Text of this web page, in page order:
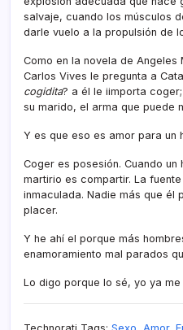
salvaje, cuando los músculos
darle vuelo a la propulsión de
Como en la novela de Angeles
Carlos Vives le pregunta a
cogidita? a él le iimporta
su marido, el arma que puede
Y es que eso es amor para un
Coger es posesión. Cuando
martirio es compartir. La
inmaculada. Nadie más que él
placer.
Y he ahí­ el porque más
enamoramiento mal parados
Lo digo porque lo sé, yo ya me